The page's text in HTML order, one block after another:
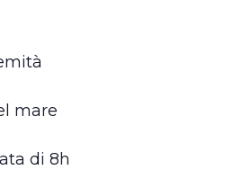
mare
di 8h